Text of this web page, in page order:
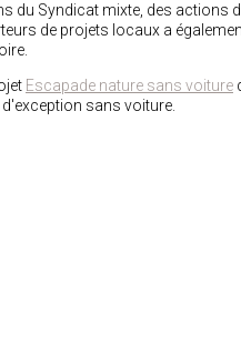
du Syndicat mixte, des actions
de projets locaux a
Escapade nature sans voiture
sans voiture.